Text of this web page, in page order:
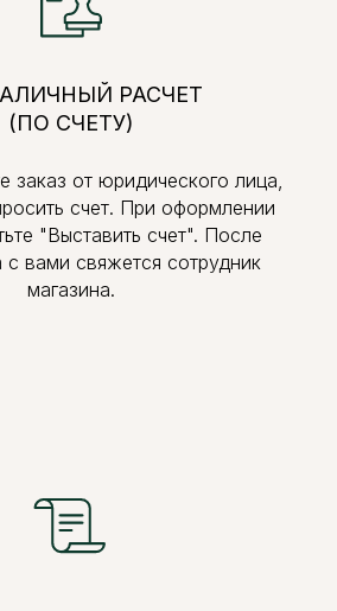
РАСЧЕТ
(ПО СЧЕТУ)
заказ от юридического лица,
счет. При оформлении
"Выставить счет". После
с вами свяжется сотрудник
магазина.